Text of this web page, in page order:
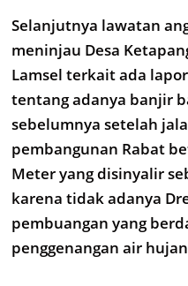
Selanjutnya lawatan
meninjau Desa
Lamsel terkait ada
tentang adanya banjir
sebelumnya setelah
pembangunan Rabat
Meter yang disinyalir
karena tidak adanya
pembuangan yang
penggenangan air